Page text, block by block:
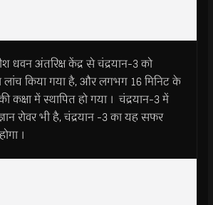
धवन अंतरिक्ष केंद्र से चंद्रयान-3 को
लांच किया गया है, और लगभग 16 मिनिट के
कक्षा में स्थापित हो गया । चंद्रयान-3 में
रोवर भी है, चंद्रयान -3 का यह सफर
।